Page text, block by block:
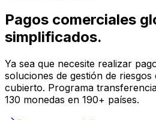
Pagos comerciales
simplificados.
Ya sea que necesite realizar
soluciones de gestión de
cubierto. Programa
130 monedas en 190+ países.